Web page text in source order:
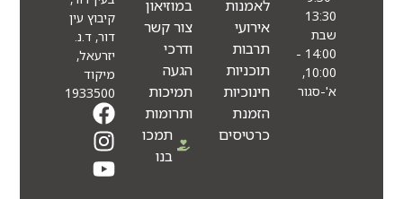
לאמנות
אירועי
תרבות
תוכניות
חינוכיות
במוזיאון
צור קשר
ודרכי
הגעה
תמיכות
ותרומות
תמכו
קיבוץ עין
דור, ד.נ.
יזרעאל,
מיקוד
1933500